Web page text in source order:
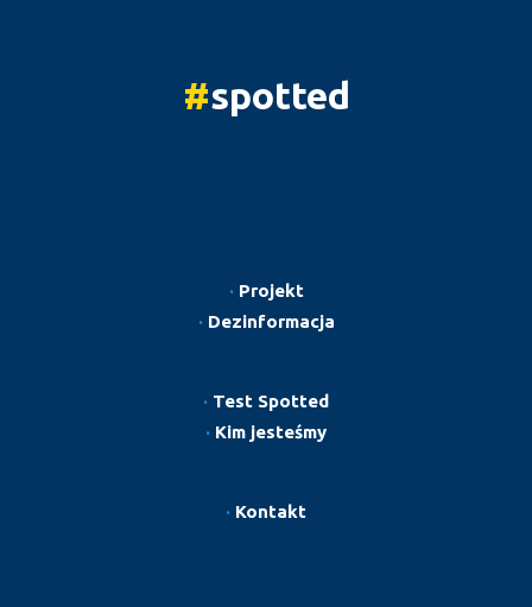
#spotted
· Projekt
· Dezinformacja
· Test Spotted
· Kim jesteśmy
· Kontakt